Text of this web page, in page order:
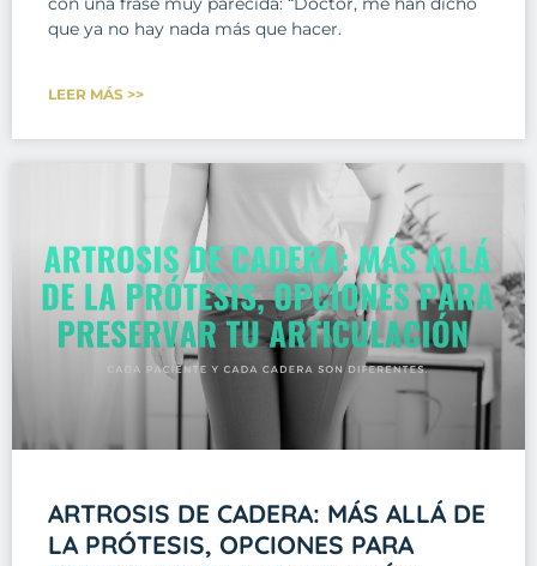
que ya no hay nada más que hacer.
LEER MÁS >>
ARTROSIS DE CADERA: MÁS ALLÁ DE
LA PRÓTESIS, OPCIONES PARA